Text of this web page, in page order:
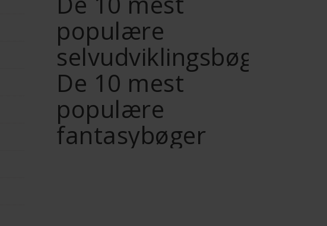
populære
selvudviklingsbøger
De 10 mest
populære
fantasybøger